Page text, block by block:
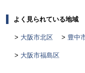
よく見られている地域
大阪市北区 豊中
大阪市福島区